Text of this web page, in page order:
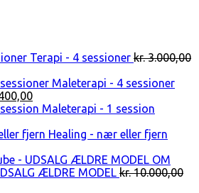
Terapi - 4 sessioner kr.3.000,00
Maleterapi - 4 sessioner
Den
aktuelle
er:
Maleterapi - 1 session
Healing - nær eller fjern
OM
ÆLDRE MODEL kr.10.000,00